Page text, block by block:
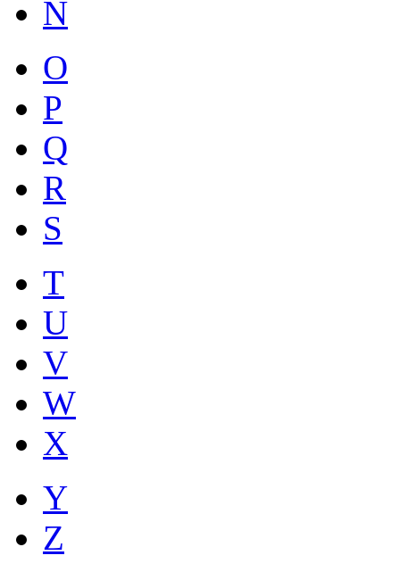
N
O
P
Q
R
S
T
U
V
W
X
Y
Z